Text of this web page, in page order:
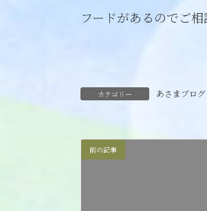
フードがあるのでご相
カテゴリー あさまブログ
前の記事